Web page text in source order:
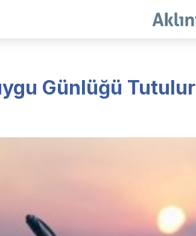
Günlüğü Tutulur